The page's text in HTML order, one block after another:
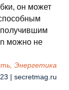
он может
можно не
Энергетика
| secretmag.ru